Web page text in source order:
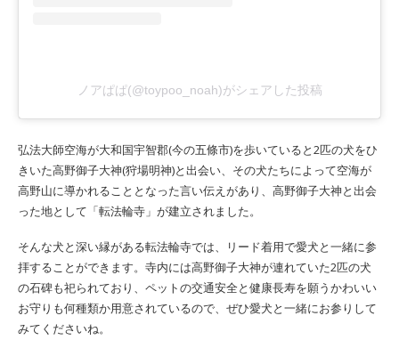
ノアぱぱ(@toypoo_noah)がシェアした投稿
弘法大師空海が大和国宇智郡(今の五條市)を歩いていると2匹の犬をひ
きいた高野御子大神(狩場明神)と出会い、その犬たちによって空海が
高野山に導かれることとなった言い伝えがあり、高野御子大神と出会
った地として「転法輪寺」が建立されました。
そんな犬と深い縁がある転法輪寺では、リード着用で愛犬と一緒に参
拝することができます。寺内には高野御子大神が連れていた2匹の犬
の石碑も祀られており、ペットの交通安全と健康長寿を願うかわいい
お守りも何種類か用意されているので、ぜひ愛犬と一緒にお参りして
みてくださいね。